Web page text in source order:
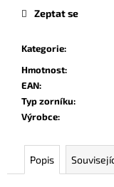
Kategorie:
Hmotnost:
EAN:
Typ zorníku:
Výrobce:
Zeptat se
Popis
e